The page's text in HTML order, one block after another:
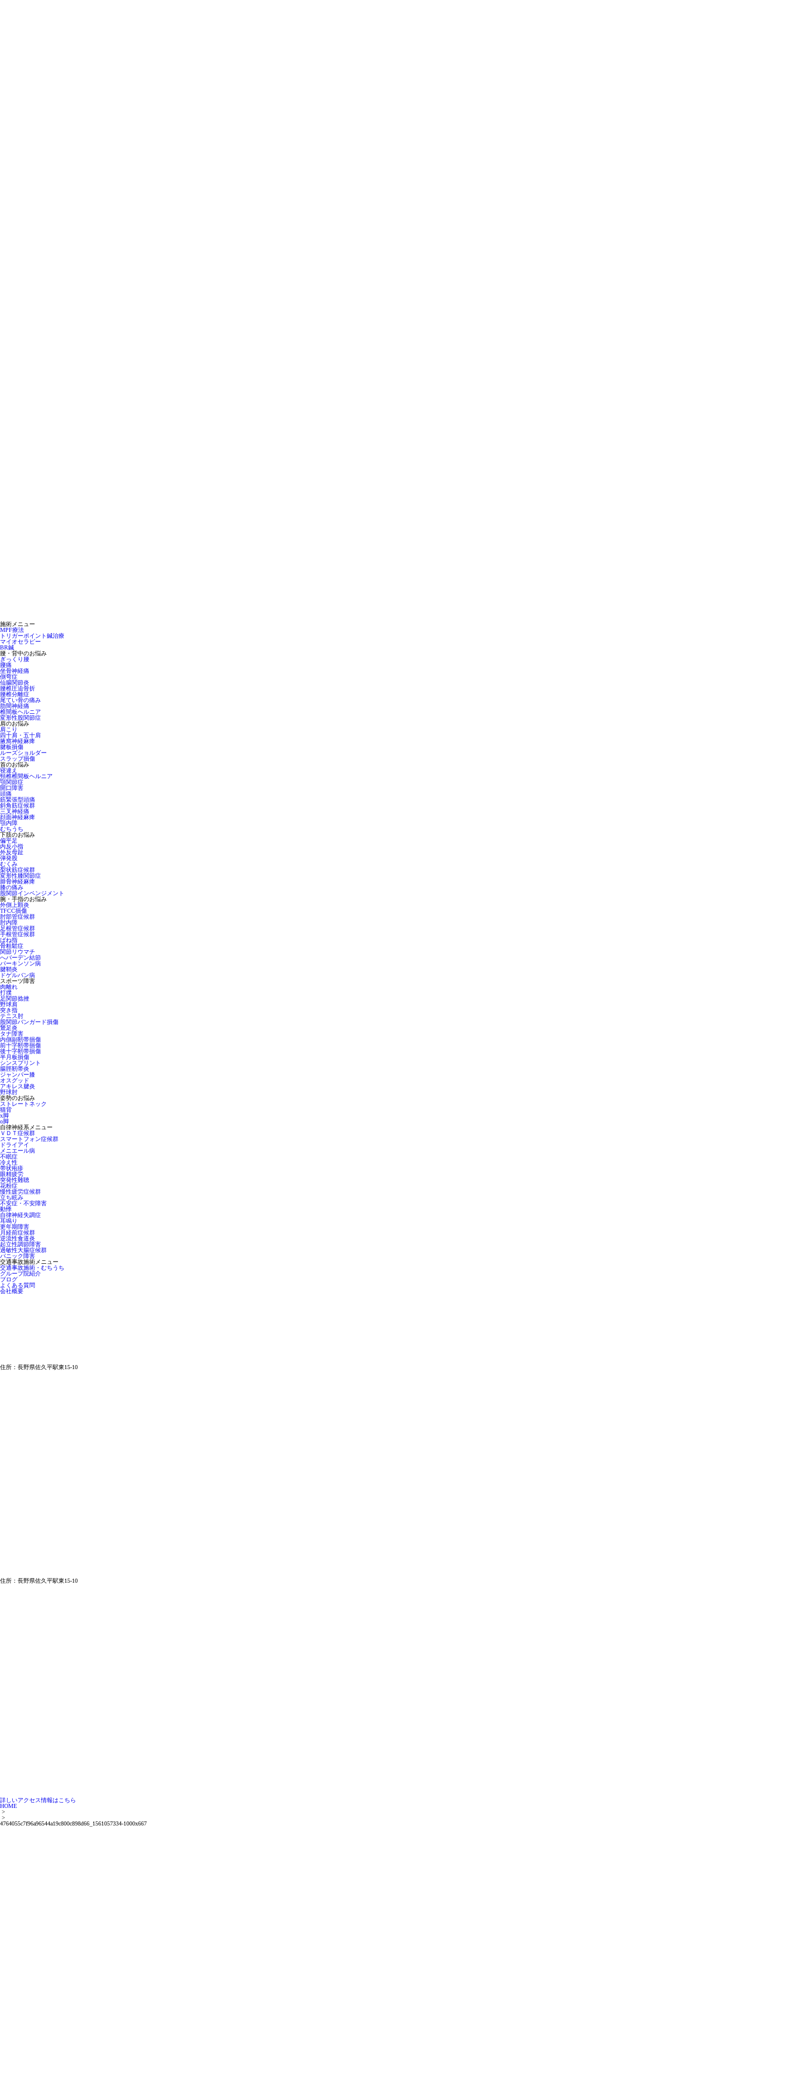
施術メニュー
MPF療法
トリガーポイント鍼治療
マイオセラピー
BR鍼
腰・背中のお悩み
ぎっくり腰
腰痛
坐骨神経痛
側弯症
仙腸関節炎
腰椎圧迫骨折
腰椎分離症
尾てい骨の痛み
肋間神経痛
椎間板ヘルニア
変形性股関節症
肩のお悩み
肩こり
四十肩・五十肩
腋窩神経麻痺
腱板損傷
ルーズショルダー
スラップ損傷
首のお悩み
寝違え
頸椎椎間板ヘルニア
顎関節症
開口障害
頭痛
筋緊張型頭痛
斜角筋症候群
三叉神経痛
顔面神経麻痺
顎内障
むちうち
下肢のお悩み
偏平足
内反小指
外反母趾
弾発股
むくみ
梨状筋症候群
変形性膝関節症
腓骨神経麻痺
膝の痛み
股関節インペンジメント
腕・手指のお悩み
外側上顆炎
TFCC損傷
肘部管症候群
肘内障
足根管症候群
手根管症候群
ばね指
骨粗鬆症
関節リウマチ
へバーデン結節
パーキンソン病
腱鞘炎
ドゲルバン病
スポーツ障害
肉離れ
打撲
足関節捻挫
野球肩
突き指
テニス肘
股関節バンガード損傷
鵞足炎
タナ障害
内側副靭帯損傷
前十字靭帯損傷
後十字靭帯損傷
半月板損傷
シンスプリント
腸脛靭帯炎
ジャンパー膝
オスグッド
アキレス腱炎
野球肘
姿勢のお悩み
ストレートネック
猫背
x脚
o脚
自律神経系メニュー
ＶＤＴ症候群
スマートフォン症候群
ドライアイ
メニエール病
不眠症
冷え性
帯状疱疹
眼精疲労
突発性難聴
花粉症
慢性疲労症候群
立ち眩み
不安症・不安障害
動悸
自律神経失調症
耳鳴り
更年期障害
月経前症候群
逆流性食道炎
起立性調節障害
過敏性大腸症候群
パニック障害
交通事故施術メニュー
交通事故施術・むちうち
グループ院紹介
ブログ
よくある質問
会社概要
住所：長野県佐久平駅東15-10
住所：長野県佐久平駅東15-10
詳しいアクセス情報はこちら
HOME
>
>
4764055c7f96a96544a19c800c898d66_1561057334-1000x667